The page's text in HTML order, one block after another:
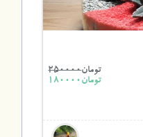
تومان250000
تومان180000